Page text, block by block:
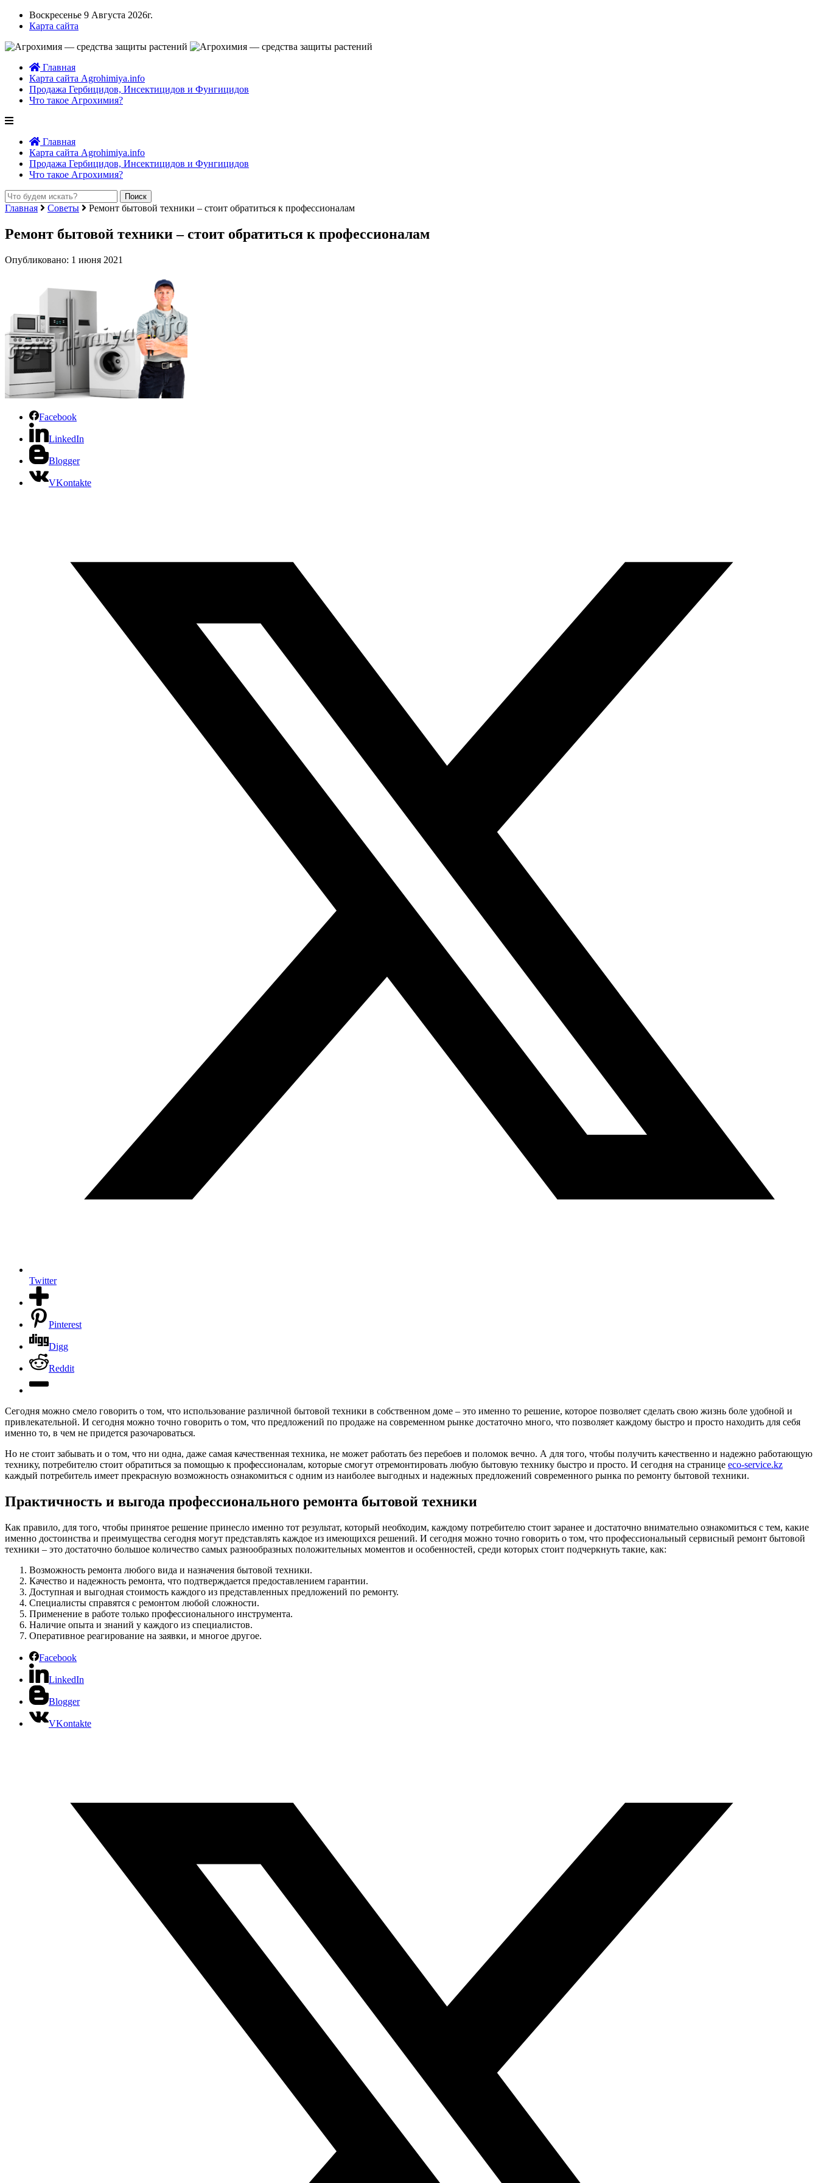
Воскресенье 9 Августа 2026г.
Карта сайта
Главная
Карта сайта Agrohimiya.info
Продажа Гербицидов, Инсектицидов и Фунгицидов
Что такое Агрохимия?
Главная
Карта сайта Agrohimiya.info
Продажа Гербицидов, Инсектицидов и Фунгицидов
Что такое Агрохимия?
Главная Советы Ремонт бытовой техники – стоит обратиться к профессионалам
Ремонт бытовой техники – стоит обратиться к профессионалам
Опубликовано: 1 июня 2021
Facebook
LinkedIn
Blogger
VKontakte
Twitter
Pinterest
Digg
Reddit
Сегодня можно смело говорить о том, что использование различной бытовой техники в собственном доме – это именно то решение, которое позволяет сделать свою жизнь боле удобной и
привлекательной. И сегодня можно точно говорить о том, что предложений по продаже на современном рынке достаточно много, что позволяет каждому быстро и просто находить для себя
именно то, в чем не придется разочароваться.
Но не стоит забывать и о том, что ни одна, даже самая качественная техника, не может работать без перебоев и поломок вечно. А для того, чтобы получить качественно и надежно работающую
технику, потребителю стоит обратиться за помощью к профессионалам, которые смогут отремонтировать любую бытовую технику быстро и просто. И сегодня на странице eco-service.kz
каждый потребитель имеет прекрасную возможность ознакомиться с одним из наиболее выгодных и надежных предложений современного рынка по ремонту бытовой техники.
Практичность и выгода профессионального ремонта бытовой техники
Как правило, для того, чтобы принятое решение принесло именно тот результат, который необходим, каждому потребителю стоит заранее и достаточно внимательно ознакомиться с тем, какие
именно достоинства и преимущества сегодня могут представлять каждое из имеющихся решений. И сегодня можно точно говорить о том, что профессиональный сервисный ремонт бытовой
техники – это достаточно большое количество самых разнообразных положительных моментов и особенностей, среди которых стоит подчеркнуть такие, как:
Возможность ремонта любого вида и назначения бытовой техники.
Качество и надежность ремонта, что подтверждается предоставлением гарантии.
Доступная и выгодная стоимость каждого из представленных предложений по ремонту.
Специалисты справятся с ремонтом любой сложности.
Применение в работе только профессионального инструмента.
Наличие опыта и знаний у каждого из специалистов.
Оперативное реагирование на заявки, и многое другое.
Facebook
LinkedIn
Blogger
VKontakte